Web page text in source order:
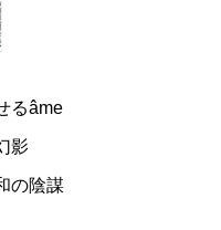
るâme
影
の陰謀